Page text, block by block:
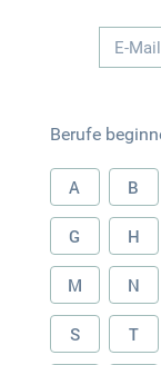
Berufe
A B
G H
M N
S T